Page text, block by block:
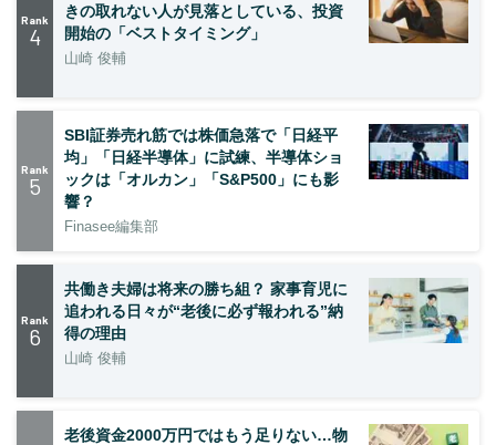
Rank
4
きの取れない人が見落としている、投資
開始の「ベストタイミング」
山崎 俊輔
Rank
5
SBI証券売れ筋では株価急落で「日経平
均」「日経半導体」に試練、半導体ショ
ックは「オルカン」「S&P500」にも影
響？
Finasee編集部
Rank
6
共働き夫婦は将来の勝ち組？ 家事育児に
追われる日々が“老後に必ず報われる”納
得の理由
山崎 俊輔
老後資金2000万円ではもう足りない…物